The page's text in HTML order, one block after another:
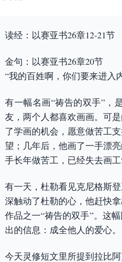
读经：以赛亚书26章12-21节
金句：以赛亚书26章20节
“我的百姓啊，你们要来进入
有一幅名画“祷告的双手”，
友，两个人都喜欢画画。可
了学画的机会，愿意做苦工
望；几年后，他画了一手漂
手长年做苦工，已经失去画
有一天，杜勒看见克尼格斯
深触动了杜勒的心，他赶快
作品之一“祷告的双手”。这
出的信息：成全他人的爱心。
今天灵修短文里所提到拉比